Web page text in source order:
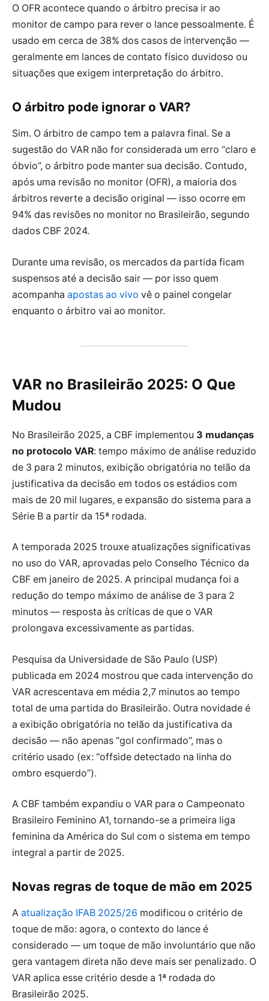
O OFR acontece quando o árbitro precisa ir ao
monitor de campo para rever o lance pessoalmente. É
usado em cerca de 38% dos casos de intervenção —
geralmente em lances de contato físico duvidoso ou
situações que exigem interpretação do árbitro.
O árbitro pode ignorar o VAR?
Sim. O árbitro de campo tem a palavra final. Se a
sugestão do VAR não for considerada um erro “claro e
óbvio”, o árbitro pode manter sua decisão. Contudo,
após uma revisão no monitor (OFR), a maioria dos
árbitros reverte a decisão original — isso ocorre em
94% das revisões no monitor no Brasileirão, segundo
dados CBF 2024.
Durante uma revisão, os mercados da partida ficam
suspensos até a decisão sair — por isso quem
acompanha apostas ao vivo vê o painel congelar
enquanto o árbitro vai ao monitor.
VAR no Brasileirão 2025: O Que
Mudou
No Brasileirão 2025, a CBF implementou 3 mudanças
no protocolo VAR: tempo máximo de análise reduzido
de 3 para 2 minutos, exibição obrigatória no telão da
justificativa da decisão em todos os estádios com
mais de 20 mil lugares, e expansão do sistema para a
Série B a partir da 15ª rodada.
A temporada 2025 trouxe atualizações significativas
no uso do VAR, aprovadas pelo Conselho Técnico da
CBF em janeiro de 2025. A principal mudança foi a
redução do tempo máximo de análise de 3 para 2
minutos — resposta às críticas de que o VAR
prolongava excessivamente as partidas.
Pesquisa da Universidade de São Paulo (USP)
publicada em 2024 mostrou que cada intervenção do
VAR acrescentava em média 2,7 minutos ao tempo
total de uma partida do Brasileirão. Outra novidade é
a exibição obrigatória no telão da justificativa da
decisão — não apenas “gol confirmado”, mas o
critério usado (ex: “offside detectado na linha do
ombro esquerdo”).
A CBF também expandiu o VAR para o Campeonato
Brasileiro Feminino A1, tornando-se a primeira liga
feminina da América do Sul com o sistema em tempo
integral a partir de 2025.
Novas regras de toque de mão em 2025
A atualização IFAB 2025/26 modificou o critério de
toque de mão: agora, o contexto do lance é
considerado — um toque de mão involuntário que não
gera vantagem direta não deve mais ser penalizado. O
VAR aplica esse critério desde a 1ª rodada do
Brasileirão 2025.